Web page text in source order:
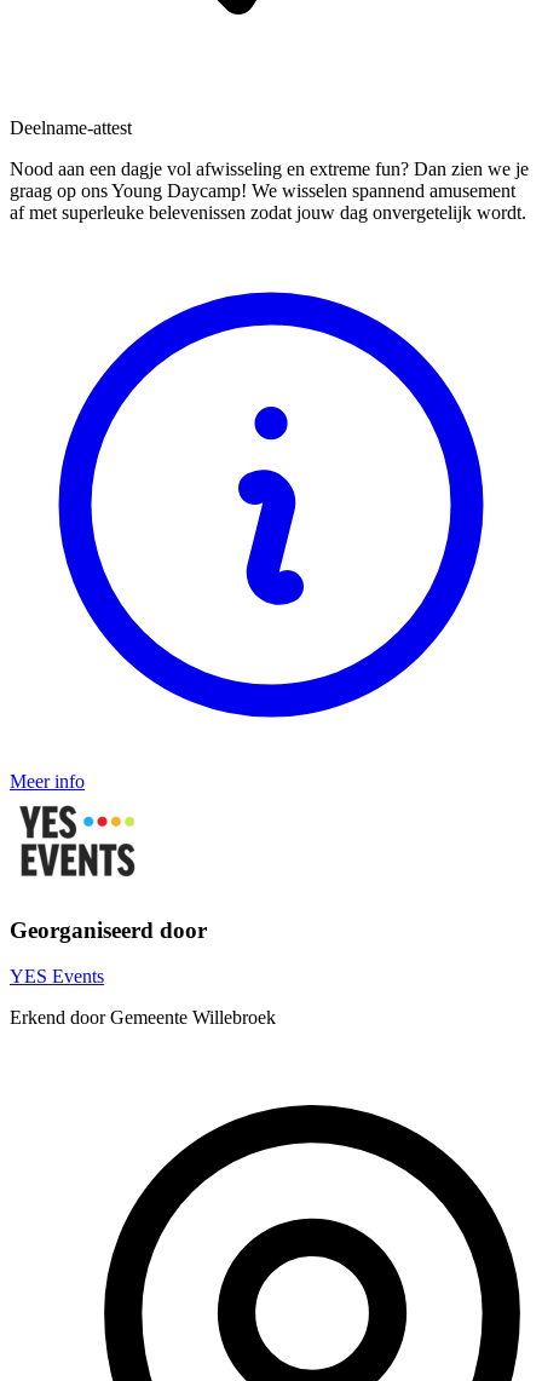
Deelname-attest
Nood aan een dagje vol afwisseling en extreme fun? Dan zien we je
graag op ons Young Daycamp! We wisselen spannend amusement
af met superleuke belevenissen zodat jouw dag onvergetelijk wordt.
Meer info
Georganiseerd door
YES Events
Erkend door Gemeente Willebroek